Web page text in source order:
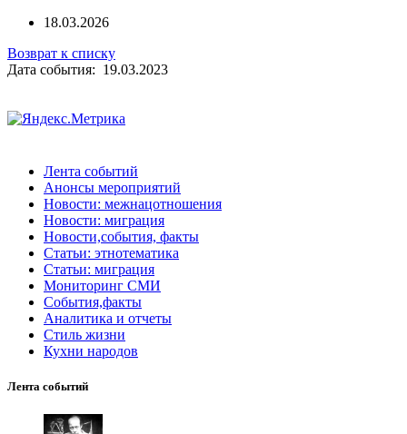
18.03.2026
Возврат к списку
Дата события: 19.03.2023
Лента событий
Анонсы мероприятий
Новости: межнацотношения
Новости: миграция
Новости,события, факты
Статьи: этнотематика
Статьи: миграция
Мониторинг СМИ
События,факты
Аналитика и отчеты
Стиль жизни
Кухни народов
Лента событий